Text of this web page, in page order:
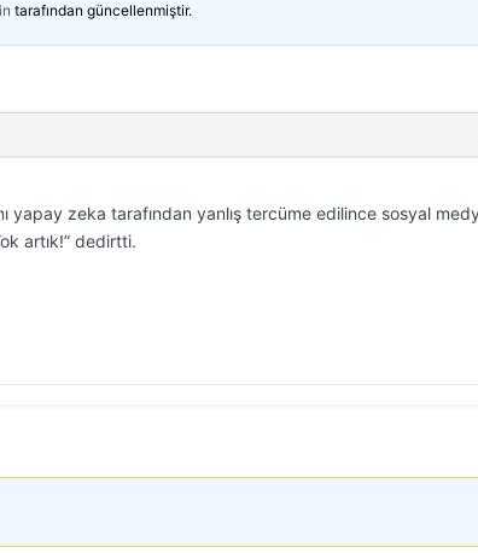
tarafından güncellenmiştir.
yapay zeka tarafından yanlış tercüme edilince sosyal
artık!” dedirtti.